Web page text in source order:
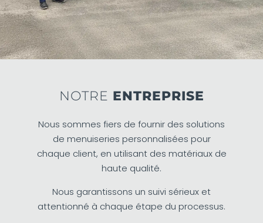
NOTRE ENTREPRISE
Nous sommes fiers de fournir des solutions
de menuiseries personnalisées pour
chaque client, en utilisant des matériaux de
haute qualité.
Nous garantissons un suivi sérieux et
attentionné à chaque étape du processus.